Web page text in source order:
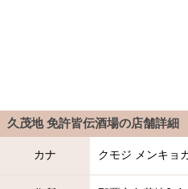
久茂地 免許皆伝酒場の店舗詳細
カナ クモジ メンキョ